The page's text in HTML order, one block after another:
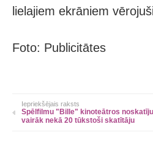
lielajiem ekrāniem
Foto: Publicitātes
Iepriekšējais raksts
Spēlfilmu "Bille" kinoteātros
vairāk nekā 20 tūkstoši skatītāju